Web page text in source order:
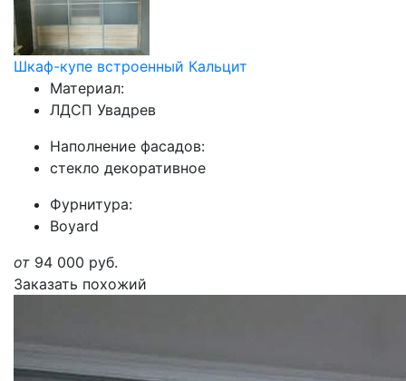
Шкаф-купе встроенный Кальцит
Материал:
ЛДСП Увадрев
Наполнение фасадов:
стекло декоративное
Фурнитура:
Boyard
от 94 000 руб.
Заказать похожий